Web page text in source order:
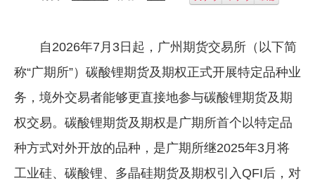
镁钛
地矿 建设
党建工作
企业文化
《资源再生》杂志
自2026年7月3日起，广州期货交易所（以下简
称“广期所”）碳酸锂期货及期权正式开展特定品种业
务，境外交易者能够更直接地参与碳酸锂期货及期
权交易。碳酸锂期货及期权是广期所首个以特定品
种方式对外开放的品种，是广期所继2025年3月将
工业硅、碳酸锂、多晶硅期货及期权引入QFI后，对